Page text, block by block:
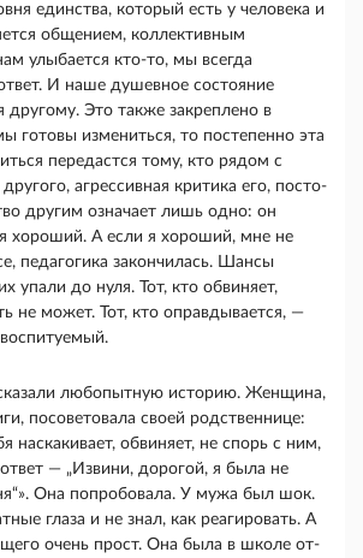
единства, который есть у человека и
общением, коллективным
улыбается кто-то, мы всегда
И наше душевное состояние
другому. Это также закреплено в
готовы измениться, то постепенно эта
передастся тому, кто рядом с
агрессивная критика его, посто­
другим означает лишь одно: он
хороший. А если я хороший, мне не
педагогика закончилась. Шансы
упали до нуля. Тот, кто обвиняет,
не может. Тот, кто оправдывается, —
любопытную историю. Женщина,
посоветовала своей родственнице:
наскакивает, об­виняет, не спорь с ним,
— „Извини, дорогой, я была не
Она попробовала. У мужа был шок.
глаза и не знал, как реагировать. А
очень прост. Она была в школе от­